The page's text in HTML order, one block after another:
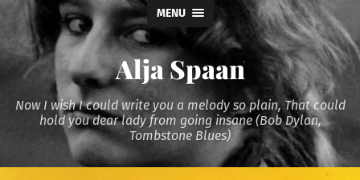
MENU
Alja Spaan
Now I wish I could write you a melody so plain, That could
hold you dear lady from going insane (Bob Dylan,
Tombstone Blues)